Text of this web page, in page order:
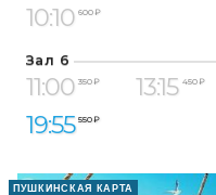
10:10 600 ₽
Зал 6
11:00 350 ₽ 13:15 450 ₽
19:55 550 ₽
ПУШКИНСКАЯ КАРТА